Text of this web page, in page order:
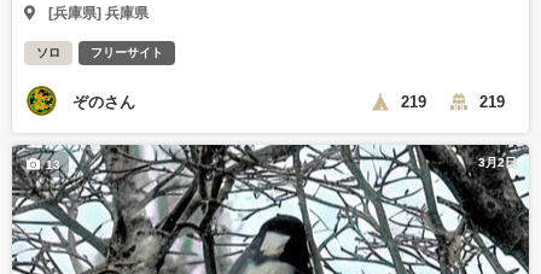
[兵庫県] 兵庫県
ソロ フリーサイト
ぞのさん 219 219
3月2日
13